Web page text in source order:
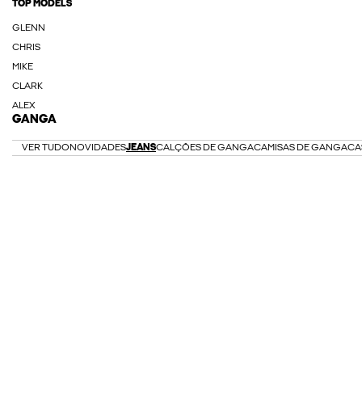
TOP MODELS
GLENN
CHRIS
MIKE
CLARK
ALEX
GANGA
VER TUDONOVIDADESJEANSCALÇÕES DE GANGACAMISAS DE GANGA